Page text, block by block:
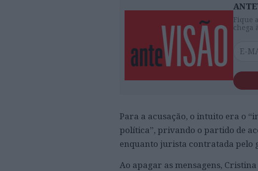
Fique
chega
Para a acusação, o intuito era o
política”, privando o partido de
enquanto jurista contratada pelo
Ao apagar as mensagens,